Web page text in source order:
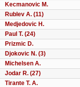
Kecmanovic M.
Rublev A. (11)
Medjedovic H.
Paul T. (24)
Prizmic D.
Djokovic N. (3)
Michelsen A.
Jodar R. (27)
Tirante T. A.